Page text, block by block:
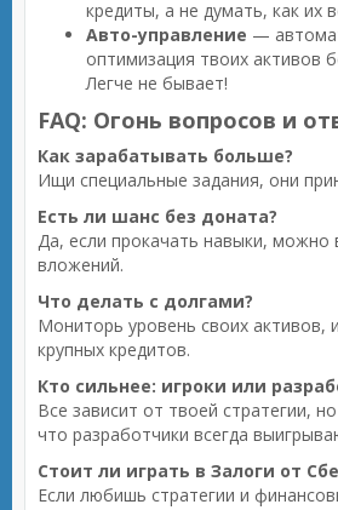
кредиты, а не думать, как их
Авто-управление —
оптимизация твоих активов
Легче не бывает!
FAQ: Огонь вопросов и
Как зарабатывать больше?
Ищи специальные задания, они
Есть ли шанс без доната?
Да, если прокачать навыки, можно
вложений.
Что делать с долгами?
Мониторь уровень своих активов,
крупных кредитов.
Кто сильнее: игроки или
Все зависит от твоей стратегии,
что разработчики всегда
Стоит ли играть в Залоги от
Если любишь стратегии и